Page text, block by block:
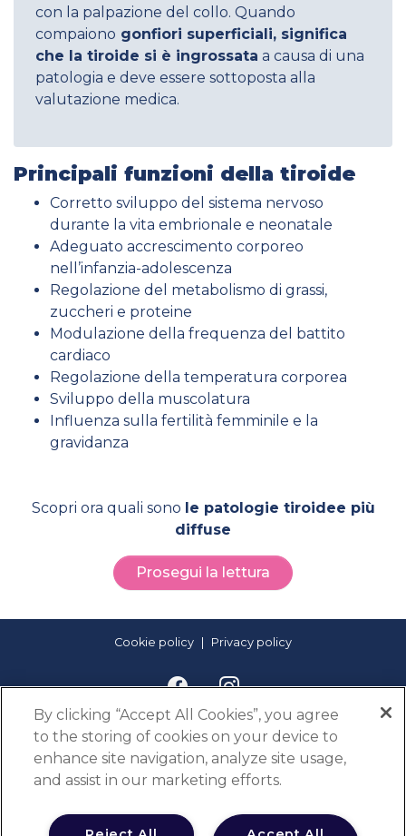
con la palpazione del collo. Quando
compaiono gonfiori superficiali, significa
che la tiroide si è ingrossata a causa di una
patologia e deve essere sottoposta alla
valutazione medica.
Principali funzioni della tiroide
Corretto sviluppo del sistema nervoso
durante la vita embrionale e neonatale
Adeguato accrescimento corporeo
nell’infanzia-adolescenza
Regolazione del metabolismo di grassi,
zuccheri e proteine
Modulazione della frequenza del battito
cardiaco
Regolazione della temperatura corporea
Sviluppo della muscolatura
Influenza sulla fertilità femminile e la
gravidanza
Scopri ora quali sono le patologie tiroidee più
diffuse
Prosegui la lettura
Cookie policy Privacy policy
By clicking “Accept All Cookies”, you agree
to the storing of cookies on your device to
enhance site navigation, analyze site usage,
and assist in our marketing efforts.